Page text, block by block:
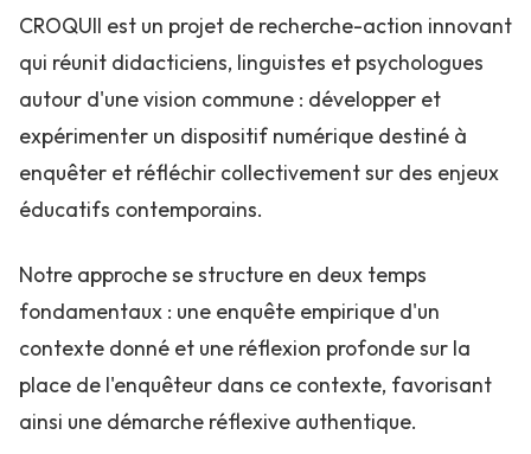
CROQUII est un projet de recherche-action innovant
qui réunit didacticiens, linguistes et psychologues
autour d'une vision commune : développer et
expérimenter un dispositif numérique destiné à
enquêter et réfléchir collectivement sur des enjeux
éducatifs contemporains.
Notre approche se structure en deux temps
fondamentaux : une enquête empirique d'un
contexte donné et une réflexion profonde sur la
place de l'enquêteur dans ce contexte, favorisant
ainsi une démarche réflexive authentique.